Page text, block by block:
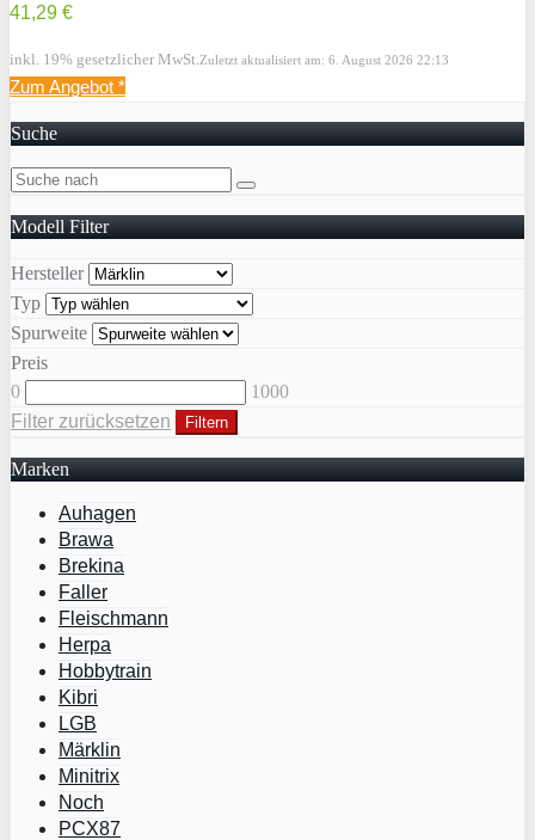
41,29 €
inkl. 19% gesetzlicher MwSt. Zuletzt aktualisiert am: 6. August 2026 22:13
Zum Angebot *
Suche
Modell Filter
Hersteller
Typ
Spurweite
Preis
0
1000
Filter zurücksetzen
Filtern
Marken
Auhagen
Brawa
Brekina
Faller
Fleischmann
Herpa
Hobbytrain
Kibri
LGB
Märklin
Minitrix
Noch
PCX87